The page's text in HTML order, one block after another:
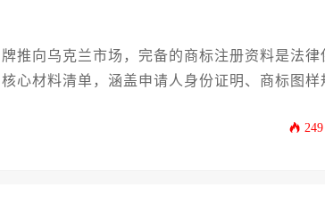
推向乌克兰市场，完备的商标注册资料是法律
心材料清单，涵盖申请人身份证明、商标图样
、可操作的备案指南，助力品牌在海外市场稳249